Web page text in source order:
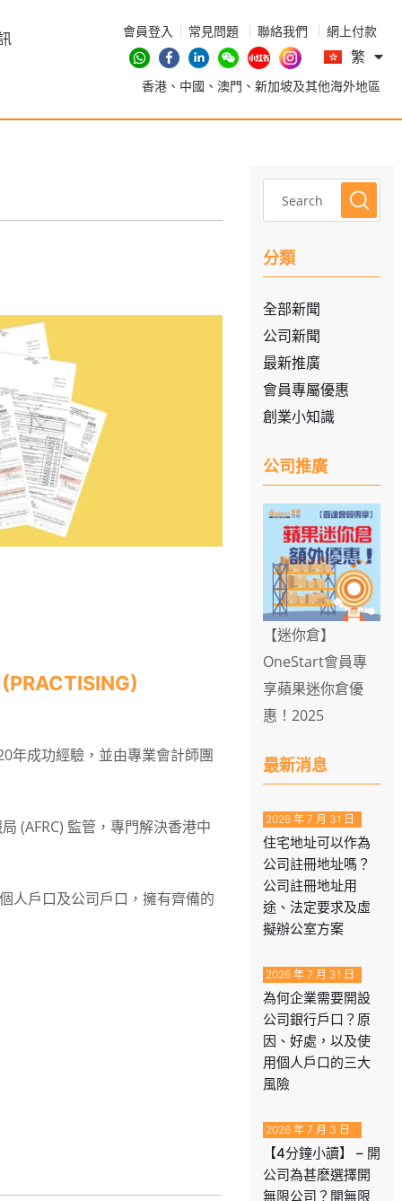
會員登入 常見問題 聯絡我們 網上付款
繁
En
简
香港、中國、澳門、新加坡及其他海外地區
年成功經驗，並由專業會計師團
(AFRC) 監管，專門解決香港中
人戶口及公司戶口，擁有齊備的
分類
全部新聞
公司新聞
最新推廣
會員專屬優惠
創業小知識
公司推廣
【迷你倉】
OneStart會員專
享蘋果迷你倉優
惠！2025
最新消息
住宅地址可以作為
公司註冊地址嗎？
公司註冊地址用
途、法定要求及虛
擬辦公室方案
2026 年 7 月 31 日
為何企業需要開設
公司銀行戶口？原
因、好處，以及使
用個人戶口的三大
風險
2026 年 7 月 31 日
【4分鐘小讀】 – 開
公司為甚麽選擇開
無限公司？開無限
2026 年 7 月 3 日